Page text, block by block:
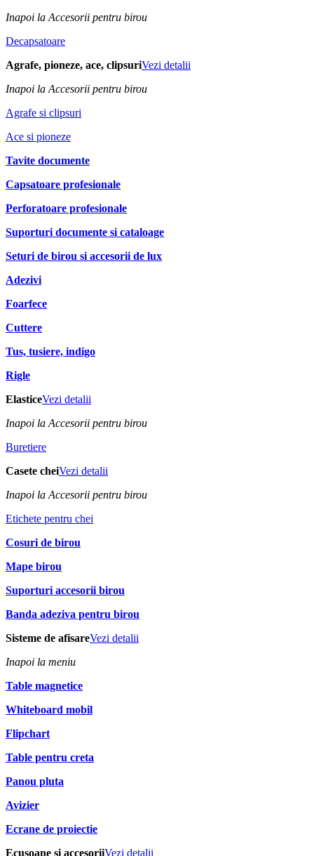
Inapoi la Accesorii pentru birou
Decapsatoare
Agrafe, pioneze, ace, clipsuriVezi detalii
Inapoi la Accesorii pentru birou
Agrafe si clipsuri
Ace si pioneze
Tavite documente
Capsatoare profesionale
Perforatoare profesionale
Suporturi documente si cataloage
Seturi de birou si accesorii de lux
Adezivi
Foarfece
Cuttere
Tus, tusiere, indigo
Rigle
ElasticeVezi detalii
Inapoi la Accesorii pentru birou
Buretiere
Casete cheiVezi detalii
Inapoi la Accesorii pentru birou
Etichete pentru chei
Cosuri de birou
Mape birou
Suporturi accesorii birou
Banda adeziva pentru birou
Sisteme de afisareVezi detalii
Inapoi la meniu
Table magnetice
Whiteboard mobil
Flipchart
Table pentru creta
Panou pluta
Avizier
Ecrane de proiectie
Ecusoane si accesoriiVezi detalii